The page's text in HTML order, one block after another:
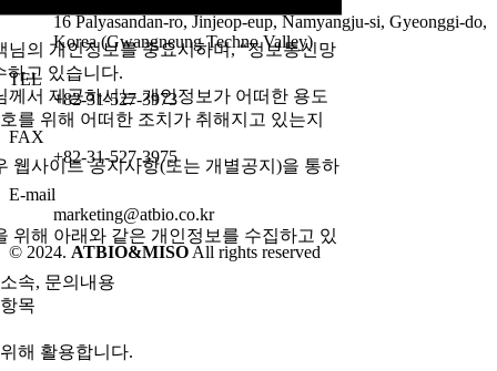
16 Palyasandan-ro, Jinjeop-eup, Namyangju-si, Gyeonggi-do,
Korea (Gwangneung Techno Valley)
TEL
+82-31-527-3973
FAX
+82-31-527-3975
E-mail
marketing@atbio.co.kr
© 2024. ATBIO&MISO All rights reserved
님의 개인정보를 중요시하며, “정보통신망
하고 있습니다.
서 제공하시는 개인정보가 어떠한 용도
를 위해 어떠한 조치가 취해지고 있는지
웹사이트 공지사항(또는 개별공지)을 통하
위해 아래와 같은 개인정보를 수집하고 있
속, 문의내용
목
해 활용합니다.